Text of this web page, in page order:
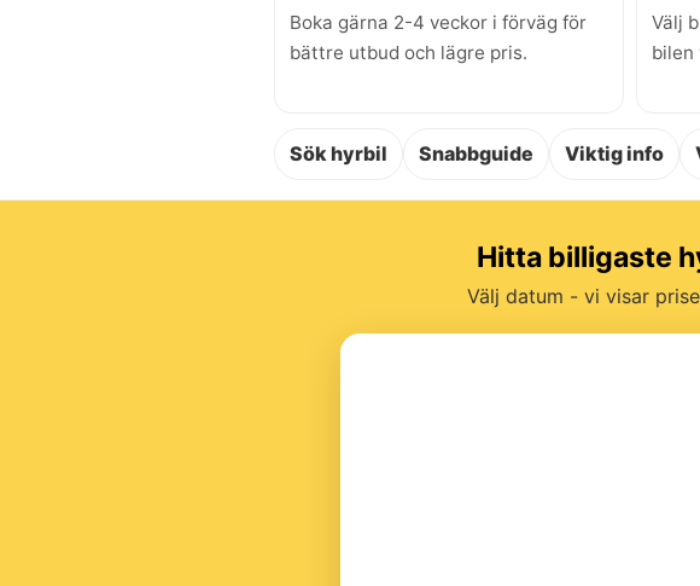
Boka gärna 2-4 veckor i förväg för
bättre utbud och lägre pris.
Välj
bilen
Sök hyrbil Snabbguide Viktig info
Hitta billigaste
Välj datum - vi visar